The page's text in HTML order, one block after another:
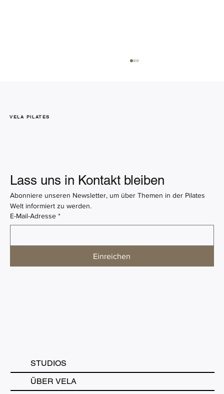
Mama Pilates in Münster: Postnatales
Training nach der Geburt
VELA PILATES
STUDIOS
ÜBER VELA
Lass uns in Kontakt bleiben
Abonniere unseren Newsletter, um über Themen in der Pilates
Welt informiert zu werden.
E-Mail-Adresse *
Einreichen